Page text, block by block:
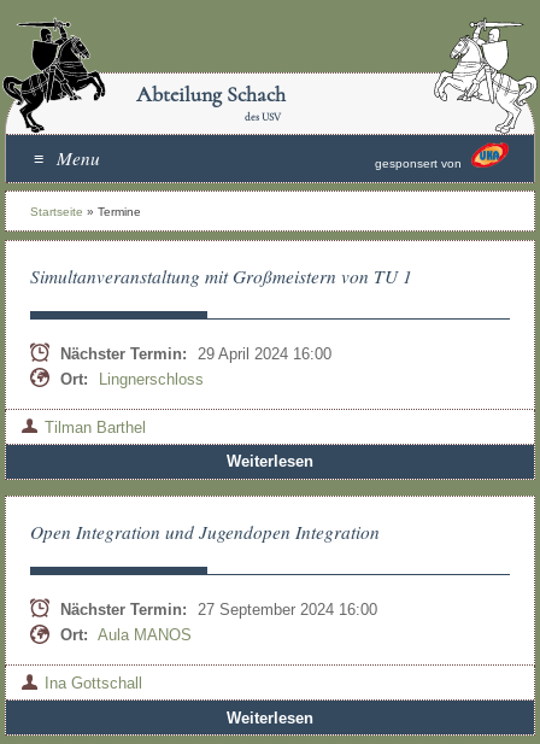
Abteilung Schach
des USV
gesponsert von
Menu
Startseite » Termine
Simultanveranstaltung mit Großmeistern von TU 1
Nächster Termin:
29 April 2024 16:00
Ort:
Lingnerschloss
Tilman Barthel
Weiterlesen
Open Integration und Jugendopen Integration
Nächster Termin:
27 September 2024 16:00
Ort: Aula MANOS
Ina Gottschall
Weiterlesen